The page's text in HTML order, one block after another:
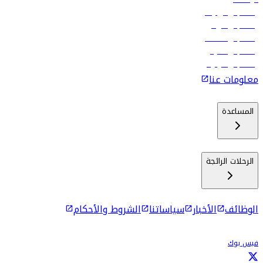
رحلات إلى تبيليسي
رحلات إلى الرياض
رحلات إلى مسقط
رحلات إلى ماليه
رحلات إلى كولومبو
معلومات عنا
المساعدة
الرحلات الرائجة
الوظائف الأخبار سياساتنا الشروط والأحكام
فيس بوك